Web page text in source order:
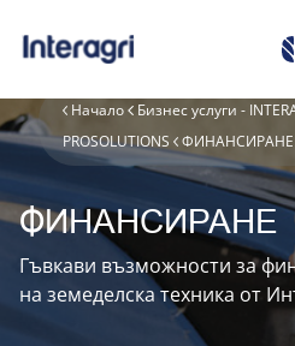
Начало Бизнес услуги -
PROSOLUTIONS
ФИНАНСИРАНЕ
ФИНАНСИРАНЕ
Гъвкави възможности за
на земеделска техника от